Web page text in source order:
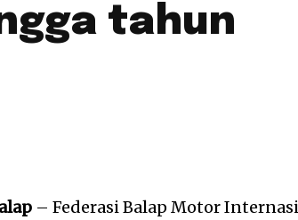
tahun
– Federasi Balap Motor